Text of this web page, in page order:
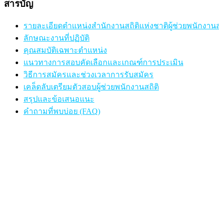
สารบัญ
รายละเอียดตำแหน่งสำนักงานสถิติแห่งชาติผู้ช่วยพนักงาน
ลักษณะงานที่ปฏิบัติ
คุณสมบัติเฉพาะตำแหน่ง
แนวทางการสอบคัดเลือกและเกณฑ์การประเมิน
วิธีการสมัครและช่วงเวลาการรับสมัคร
เคล็ดลับเตรียมตัวสอบผู้ช่วยพนักงานสถิติ
สรุปและข้อเสนอแนะ
คำถามที่พบบ่อย (FAQ)